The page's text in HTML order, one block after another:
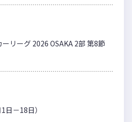
リーグ 2026 OSAKA 2部 第8節
－18日）